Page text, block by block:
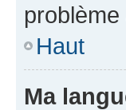
problème
Haut
Ma